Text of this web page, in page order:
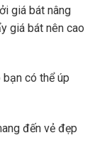
giá bát nâng
giá bát nên cao
có thể úp
đến vẻ đẹp